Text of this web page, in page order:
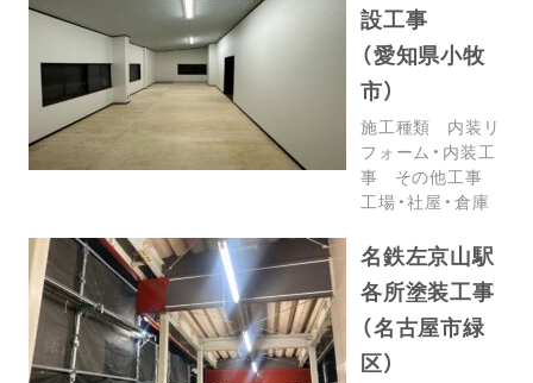
設工事
（愛知県小牧
市）
施工種類
内装リ
フォーム・内装工
事
その他工事
工場・社屋・倉庫
名鉄左京山駅
各所塗装工事
（名古屋市緑
区）